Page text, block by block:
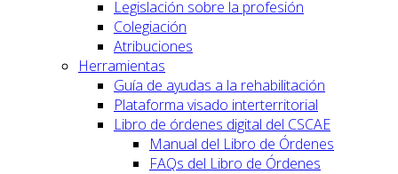
Legislación sobre la profesión
Colegiación
Atribuciones
Herramientas
Guía de ayudas a la rehabilitación
Plataforma visado interterritorial
Libro de órdenes digital del CSCAE
Manual del Libro de Órdenes
FAQs del Libro de Órdenes